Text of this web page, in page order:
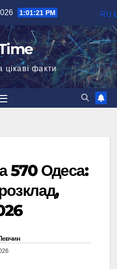
1:01:22 PM
цікаві факти
570 Одеса:
RU